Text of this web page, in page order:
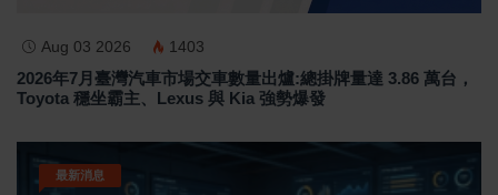
Aug 03 2026 1403
2026年7月臺灣汽車市場交車數量出爐:總掛牌量達 3.86 萬台，
Toyota 穩坐霸主、Lexus 與 Kia 強勢爆發
最新消息